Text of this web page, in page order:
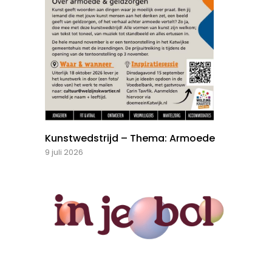
Kunstwedstrijd – Thema: Armoede
9 juli 2026